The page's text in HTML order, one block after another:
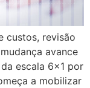
custos, revisão
avance
escala 6×1 por
a mobilizar